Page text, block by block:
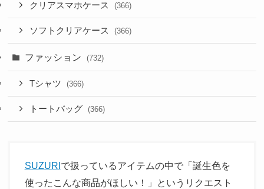
クリアスマホケース (366)
ソフトクリアケース (366)
ファッション (732)
Tシャツ (366)
トートバッグ (366)
SUZURIで扱っているアイテムの中で「誕生色を
使ったこんな商品がほしい！」というリクエスト